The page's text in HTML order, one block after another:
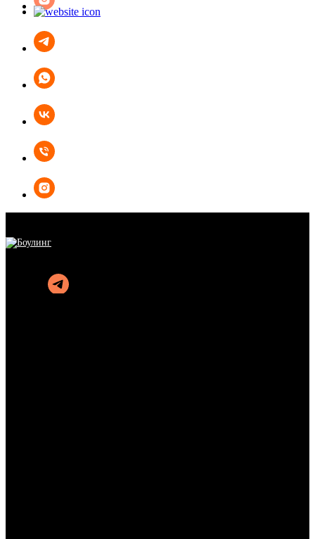
ЛАЗЕРТАГ
БОУЛИНГ
КАРАОКЕ
АФИША
АКЦИИ
ОРГАНИЗАЦИЯ ПРАЗДНИКОВ
ПОДАРОЧНЫЕ СЕРТИФИКАТЫ